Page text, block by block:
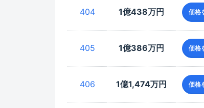
404 1億438万円 価格
405 1億386万円 価格
406 1億1,474万円 価格